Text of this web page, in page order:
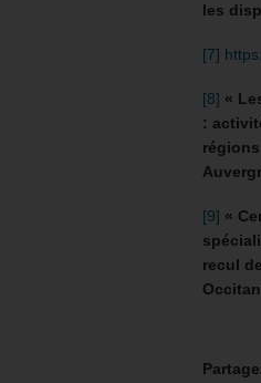
les
[7]
[8] «
:
[9] «
recul